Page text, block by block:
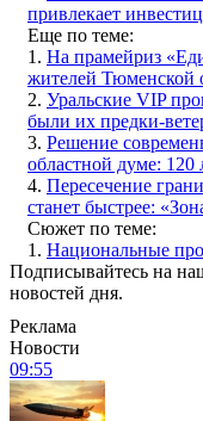
привлекает
Еще по теме:
1. На прамейриз
жителей Тюменской
2. Уральские VIP
были их предки-
3. Решение
областной думе: 120
4. Пересечение
станет быстрее:
Сюжет по теме:
1. Национальные
Подписывайтесь на
новостей дня.
Реклама
Новости
09:55